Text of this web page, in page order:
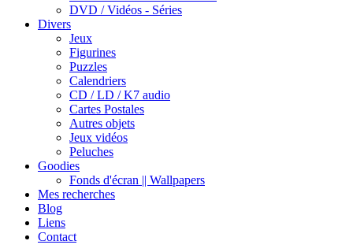
DVD / Vidéos - Séries
Divers
Jeux
Figurines
Puzzles
Calendriers
CD / LD / K7 audio
Cartes Postales
Autres objets
Jeux vidéos
Peluches
Goodies
Fonds d'écran || Wallpapers
Mes recherches
Blog
Liens
Contact